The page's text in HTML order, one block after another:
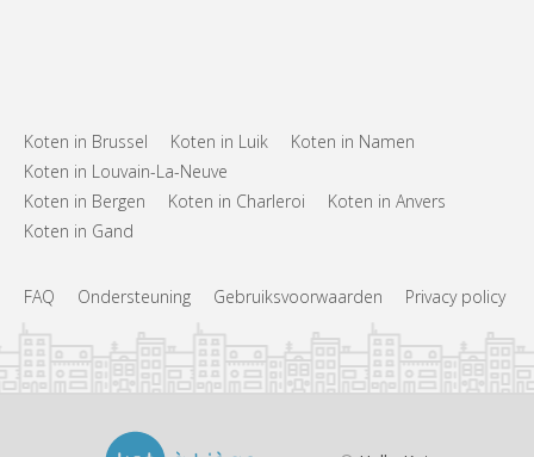
Koten in Brussel Koten in Luik
Koten in Namen
Koten in Louvain-La-Neuve
Koten in Bergen
Koten in Charleroi
Koten in Anvers
Koten in Gand
FAQ Ondersteuning Gebruiksvoorwaarden Privacy policy